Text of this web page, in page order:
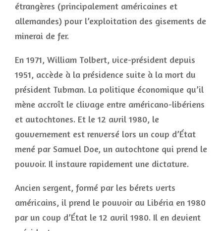
étrangères (principalement américaines et
allemandes) pour l’exploitation des gisements de
minerai de fer.
En 1971, William Tolbert, vice-président depuis
1951, accède à la présidence suite à la mort du
président Tubman. La politique économique qu’il
mène accroît le clivage entre américano-libériens
et autochtones. Et le 12 avril 1980, le
gouvernement est renversé lors un coup d’État
mené par Samuel Doe, un autochtone qui prend le
pouvoir. Il instaure rapidement une dictature.
Ancien sergent, formé par les bérets verts
américains, il prend le pouvoir au Libéria en 1980
par un coup d’État le 12 avril 1980. Il en devient